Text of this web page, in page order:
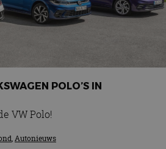
POLO’S IN
VW Polo!
,Autonieuws